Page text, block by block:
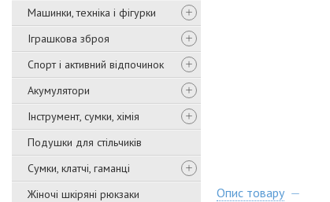
Машинки, техніка і фігурки
Іграшкова зброя
Спорт і активний відпочинок
Акумулятори
Інструмент, сумки, хімія
Подушки для стільчиків
Сумки, клатчі, гаманці
Жіночі шкіряні рюкзаки
Опис товару